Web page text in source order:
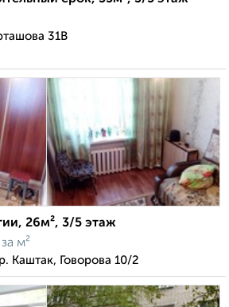
31В
26м², 3/5 этаж
за м²
Каштак, Говорова 10/2